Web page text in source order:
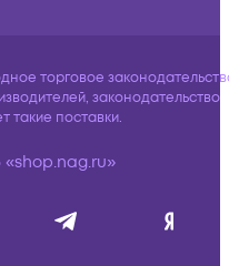
торговое
законодательство
такие поставки.
«shop.nag.ru»